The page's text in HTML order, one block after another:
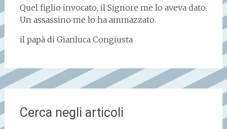
Quel figlio invocato, il Signore me lo aveva dato.
Un assassino me lo ha ammazzato.
il papà di Gianluca Congiusta
Cerca negli articoli